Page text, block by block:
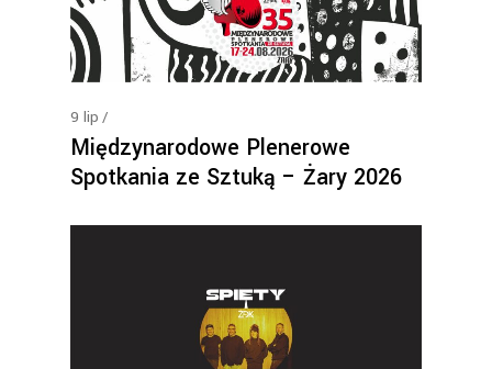
9 lip
Międzynarodowe Plenerowe
Spotkania ze Sztuką – Żary 2026